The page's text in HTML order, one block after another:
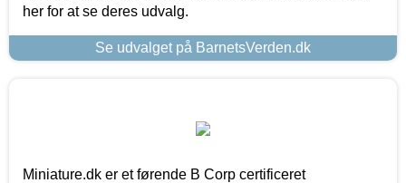
her for at se deres udvalg.
Se udvalget på BarnetsVerden.dk
Miniature.dk er et førende B Corp certificeret